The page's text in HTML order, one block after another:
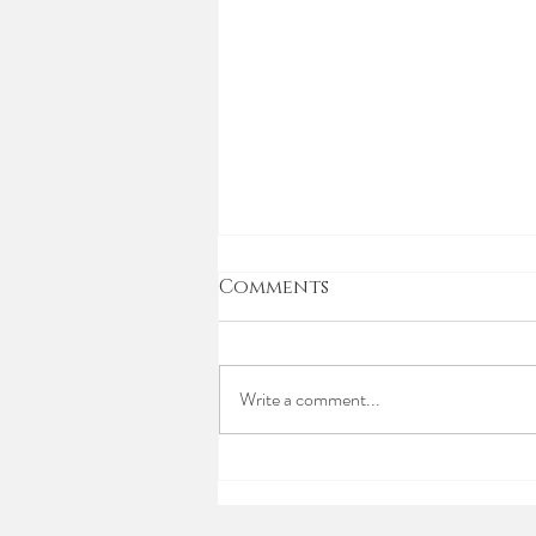
Comments
Write a comment...